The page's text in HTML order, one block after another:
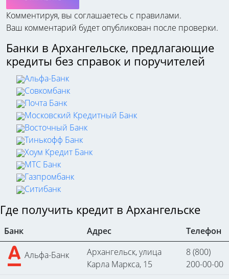
Комментируя, вы соглашаетесь c правилами.
Ваш комментарий будет опубликован после проверки.
Банки в Архангельске, предлагающие
кредиты без справок и поручителей
Альфа-Банк
Совкомбанк
Почта Банк
Московский Кредитный Банк
Восточный Банк
Тинькофф Банк
Хоум Кредит Банк
МТС Банк
Газпромбанк
Ситибанк
Где получить кредит в Архангельске
Банк Адрес Телефон
Альфа-Банк
Архангельск, улица
Карла Маркса, 15
8 (800)
200-00-00